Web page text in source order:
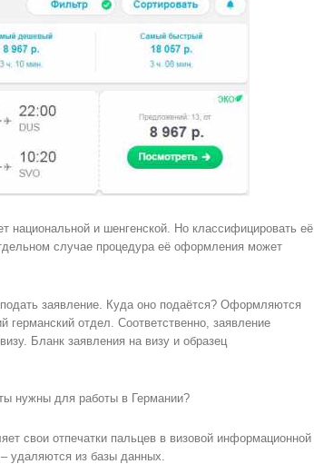
национальной и шенгенской. Но классифицировать её
случае процедура её оформления может
заявление. Куда оно подаётся? Оформляются
германский отдел. Соответственно, заявление
Бланк заявления на визу и образец
нужны для работы в Германии?
свои отпечатки пальцев в визовой информационной
удаляются из базы данных.